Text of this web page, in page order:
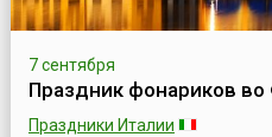
7 сентября
Праздник фонариков
Праздники Италии